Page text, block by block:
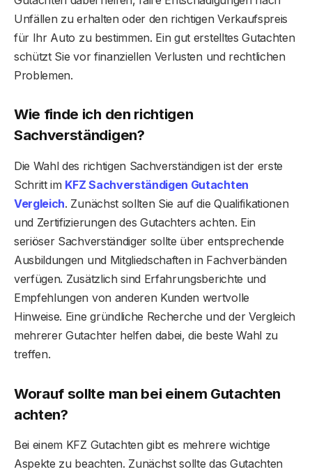
Unfällen zu erhalten oder den richtigen Verkaufspreis
für Ihr Auto zu bestimmen. Ein gut erstelltes Gutachten
schützt Sie vor finanziellen Verlusten und rechtlichen
Problemen.
Wie finde ich den richtigen
Sachverständigen?
Die Wahl des richtigen Sachverständigen ist der erste
Schritt im KFZ Sachverständigen Gutachten
Vergleich. Zunächst sollten Sie auf die Qualifikationen
und Zertifizierungen des Gutachters achten. Ein
seriöser Sachverständiger sollte über entsprechende
Ausbildungen und Mitgliedschaften in Fachverbänden
verfügen. Zusätzlich sind Erfahrungsberichte und
Empfehlungen von anderen Kunden wertvolle
Hinweise. Eine gründliche Recherche und der Vergleich
mehrerer Gutachter helfen dabei, die beste Wahl zu
treffen.
Worauf sollte man bei einem Gutachten
achten?
Bei einem KFZ Gutachten gibt es mehrere wichtige
Aspekte zu beachten. Zunächst sollte das Gutachten